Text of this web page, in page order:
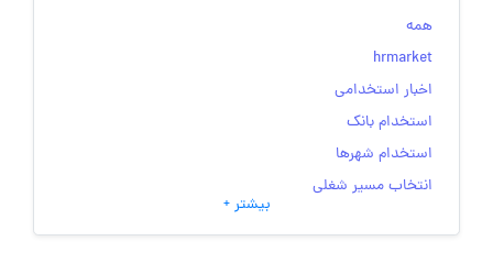
همه
hrmarket
اخبار استخدامی
استخدام بانک
استخدام شهرها
انتخاب مسیر شغلی
به‌روزرسانی‌های سایت (کارجویی)
بیشتر +